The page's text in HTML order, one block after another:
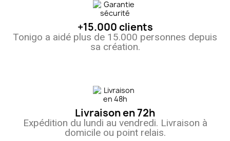
+15.000 clients
Tonigo a aidé plus de 15.000 personnes depuis
sa création.
Livraison en 72h
Expédition du lundi au vendredi. Livraison à
domicile ou point relais.